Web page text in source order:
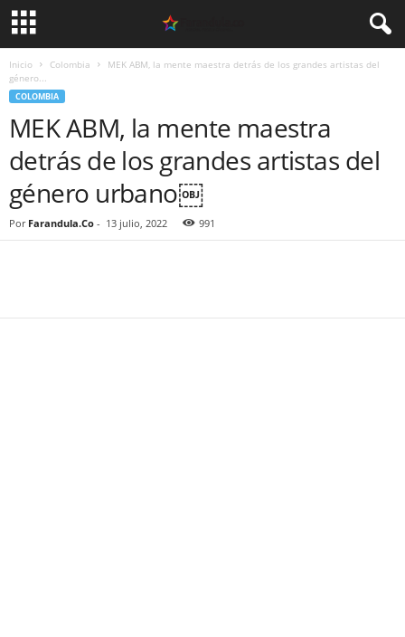
Inicio Colombia
MEK ABM, la mente maestra detrás de los grandes artistas del
género...
COLOMBIA
MEK ABM, la mente maestra
detrás de los grandes artistas del
género urbano￼
Por Farandula.Co - 13 julio, 2022 991